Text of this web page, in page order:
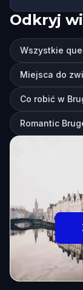
Odkryj
Wszystkie
Miejsca do
Co robić w
Romantic